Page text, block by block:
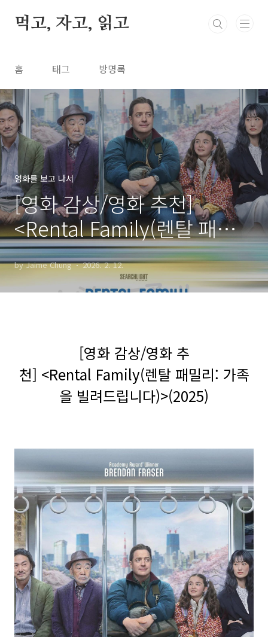
먹고, 자고, 읽고
홈 태그 방명록
영화를 보고 나서
[영화 감상/영화 추천]
<Rental Family(렌탈 패밀
리: 가족을 빌려드립니다)>
(2025)
by Jaime Chung 2026. 2. 12.
[영화 감상/영화 추
천] <Rental Family(렌탈 패밀리: 가족
을 빌려드립니다)>(2025)